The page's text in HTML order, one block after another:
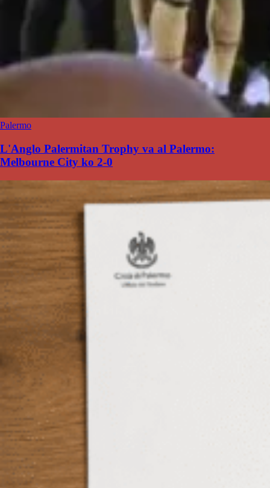
Palermo
L'Anglo Palermitan Trophy va al Palermo:
Melbourne City ko 2-0